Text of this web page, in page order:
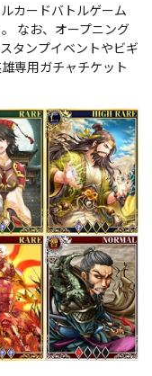
カードバトルゲーム
なお、オープニング
タンプイベントやビギ
専用ガチャチケット